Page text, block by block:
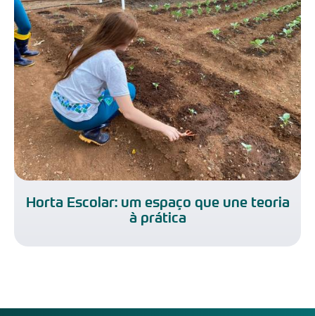
Horta Escolar: um espaço que une teoria
à prática